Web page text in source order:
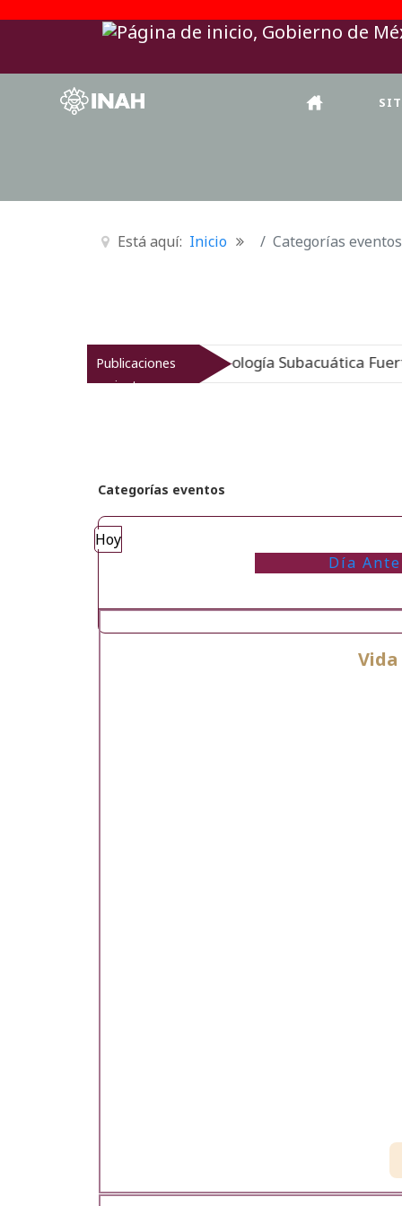
Está aquí: Inicio Categorías eventos
Publicaciones
recientes
Museo de Arqueología Subacuática Fuerte de
Categorías eventos
Hoy
Día